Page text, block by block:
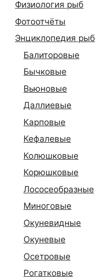
Физиология рыб
Фотоотчёты
Энциклопедия рыб
Балиторовые
Бычковые
Вьюновые
Даллиевые
Карповые
Кефалевые
Колюшковые
Корюшковые
Лососеобразные
Миноговые
Окуневидные
Окуневые
Осетровые
Рогатковые